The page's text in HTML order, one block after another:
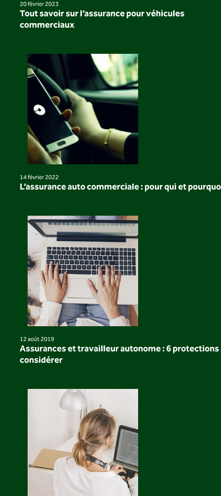
20 février 2023
Tout savoir sur l’assurance pour véhicules
commerciaux
14 février 2022
L’assurance auto commerciale : pour qui et
12 août 2019
Assurances et travailleur autonome : 6 protections
considérer